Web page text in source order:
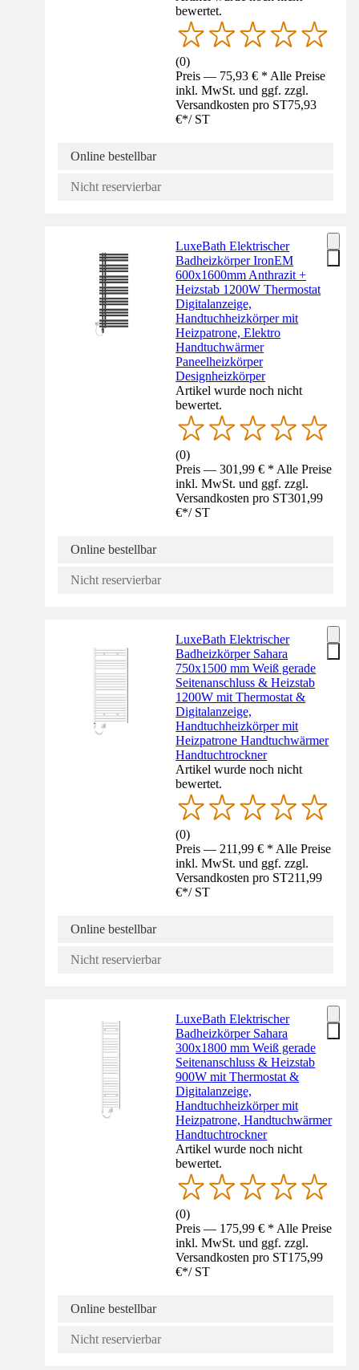
bewertet.
(0)
Preis — 75,93 € * Alle Preise
inkl. MwSt. und ggf. zzgl.
Versandkosten pro ST75,93
€*/ ST
Online bestellbar
Nicht reservierbar
LuxeBath Elektrischer
Badheizkörper IronEM
600x1600mm Anthrazit +
Heizstab 1200W Thermostat
Digitalanzeige,
Handtuchheizkörper mit
Heizpatrone, Elektro
Handtuchwärmer
Paneelheizkörper
Designheizkörper
Artikel wurde noch nicht
bewertet.
(0)
Preis — 301,99 € * Alle Preise
inkl. MwSt. und ggf. zzgl.
Versandkosten pro ST301,99
€*/ ST
Online bestellbar
Nicht reservierbar
LuxeBath Elektrischer
Badheizkörper Sahara
750x1500 mm Weiß gerade
Seitenanschluss & Heizstab
1200W mit Thermostat &
Digitalanzeige,
Handtuchheizkörper mit
Heizpatrone Handtuchwärmer
Handtuchtrockner
Artikel wurde noch nicht
bewertet.
(0)
Preis — 211,99 € * Alle Preise
inkl. MwSt. und ggf. zzgl.
Versandkosten pro ST211,99
€*/ ST
Online bestellbar
Nicht reservierbar
LuxeBath Elektrischer
Badheizkörper Sahara
300x1800 mm Weiß gerade
Seitenanschluss & Heizstab
900W mit Thermostat &
Digitalanzeige,
Handtuchheizkörper mit
Heizpatrone, Handtuchwärmer
Handtuchtrockner
Artikel wurde noch nicht
bewertet.
(0)
Preis — 175,99 € * Alle Preise
inkl. MwSt. und ggf. zzgl.
Versandkosten pro ST175,99
€*/ ST
Online bestellbar
Nicht reservierbar